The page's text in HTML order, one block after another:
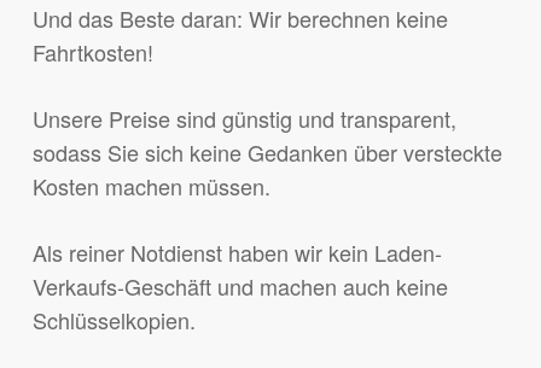
Und das Beste daran: Wir berechnen keine
Fahrtkosten!
Unsere Preise sind günstig und transparent,
sodass Sie sich keine Gedanken über versteckte
Kosten machen müssen.
Als reiner Notdienst haben wir kein Laden-
Verkaufs-Geschäft und machen auch keine
Schlüsselkopien.